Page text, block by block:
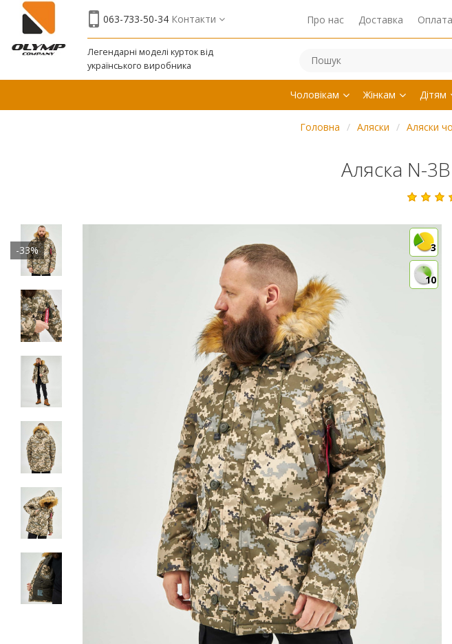
063-733-50-34 Контакти Про нас Доставка Оплата
Легендарні моделі курток від
українського виробника
Чоловікам Жінкам Дітям
Головна Аляски Аляски
Аляска N-
-33% 3
10